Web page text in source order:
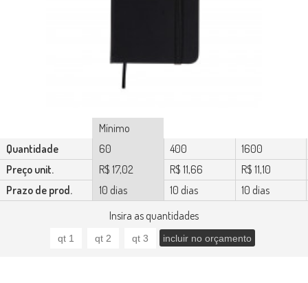
Insira as quantidades
Mínimo
Quantidade
60 400
1600
Preço unit.
R$ 17,02 R$ 11,66
R$ 11,10
Prazo de prod.
10 dias 10 dias 10 dias